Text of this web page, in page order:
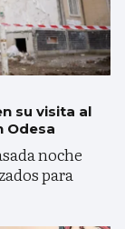
su visita al
Odesa
noche
para